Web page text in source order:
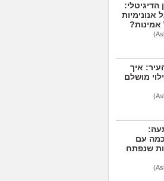
הדיגיטלי:
אנונימיות
אמינות?
איך
מושלם
עם
שנפתח